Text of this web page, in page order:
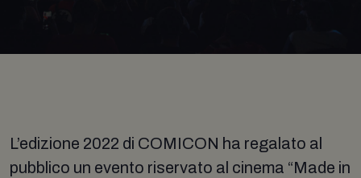
L’edizione 2022 di COMICON ha regalato al
pubblico un evento riservato al cinema “Made in